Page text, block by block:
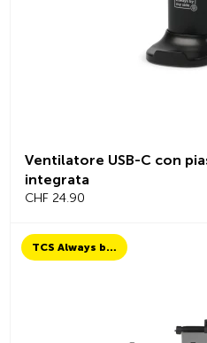
Ventilatore USB-C con
integrata
CHF 24.90
TCS Always by my side